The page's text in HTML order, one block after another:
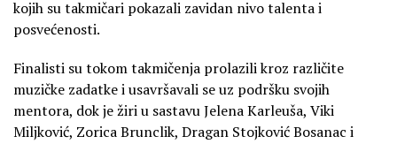
kojih su takmičari pokazali zavidan nivo talenta i
posvećenosti.
Finalisti su tokom takmičenja prolazili kroz različite
muzičke zadatke i usavršavali se uz podršku svojih
mentora, dok je žiri u sastavu Jelena Karleuša, Viki
Miljković, Zorica Brunclik, Dragan Stojković Bosanac i